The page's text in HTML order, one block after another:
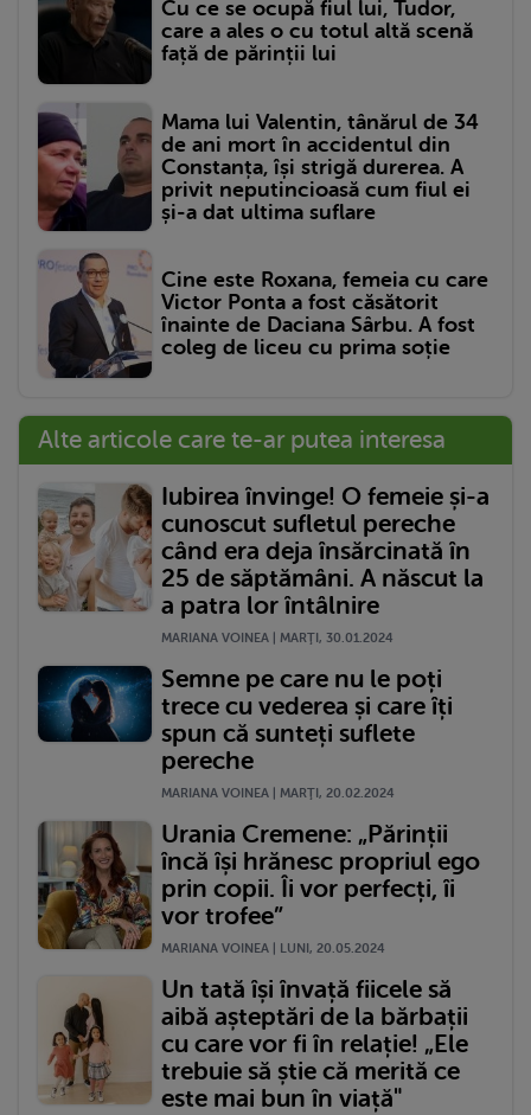
Cu ce se ocupă fiul lui, Tudor,
care a ales o cu totul altă scenă
față de părinții lui
Mama lui Valentin, tânărul de 34
de ani mort în accidentul din
Constanța, își strigă durerea. A
privit neputincioasă cum fiul ei
și-a dat ultima suflare
Cine este Roxana, femeia cu care
Victor Ponta a fost căsătorit
înainte de Daciana Sârbu. A fost
coleg de liceu cu prima soție
Alte articole care te-ar putea interesa
Iubirea învinge! O femeie și-a
cunoscut sufletul pereche
când era deja însărcinată în
25 de săptămâni. A născut la
a patra lor întâlnire
MARIANA VOINEA | MARŢI, 30.01.2024
Semne pe care nu le poți
trece cu vederea și care îți
spun că sunteți suflete
pereche
MARIANA VOINEA | MARŢI, 20.02.2024
Urania Cremene: „Părinții
încă își hrănesc propriul ego
prin copii. Îi vor perfecți, îi
vor trofee”
MARIANA VOINEA | LUNI, 20.05.2024
Un tată își învață fiicele să
aibă așteptări de la bărbații
cu care vor fi în relație! „Ele
trebuie să știe că merită ce
este mai bun în viață"